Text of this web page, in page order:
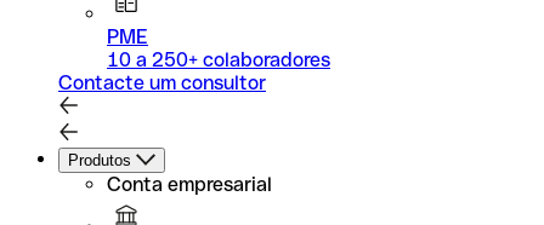
PME
10 a 250+ colaboradores
Contacte um consultor
Produtos
Conta empresarial